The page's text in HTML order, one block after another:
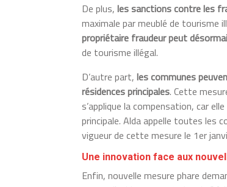
De plus,les sanctions contre les
maximale par meublé de
propriétaire fraudeur peut
de tourisme illégal.
D’autre part,les communes
résidences principales. Cette
s’applique la compensation, car
principale. Alda appelle toutes les
vigueur de cette mesure le 1er
Une innovation face aux
Enfin, nouvelle mesure phare